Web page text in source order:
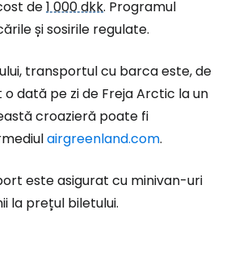
de1 000 dkk. Programul
și sosirile regulate.
transportul cu barca este, de
dată pe zi de Freja Arctic la un
croazieră poate fi
airgreenland.com.
este asigurat cu minivan-uri
la prețul biletului.